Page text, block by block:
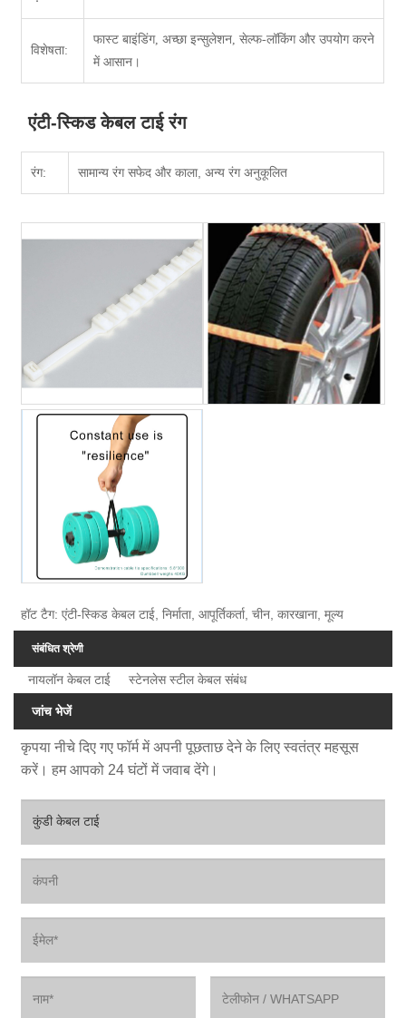
विशेषता:
फास्ट बाइंडिंग, अच्छा इन्सुलेशन, सेल्फ-लॉकिंग और उपयोग करने
में आसान।
एंटी-स्किड केबल टाई रंग
रंग: सामान्य रंग सफेद और काला, अन्य रंग अनुकूलित
हॉट टैग: एंटी-स्किड केबल टाई, निर्माता, आपूर्तिकर्ता, चीन, कारखाना, मूल्य
संबंधित श्रेणी
नायलॉन केबल टाई स्टेनलेस स्टील केबल संबंध
जांच भेजें
कृपया नीचे दिए गए फॉर्म में अपनी पूछताछ देने के लिए स्वतंत्र महसूस
करें। हम आपको 24 घंटों में जवाब देंगे।